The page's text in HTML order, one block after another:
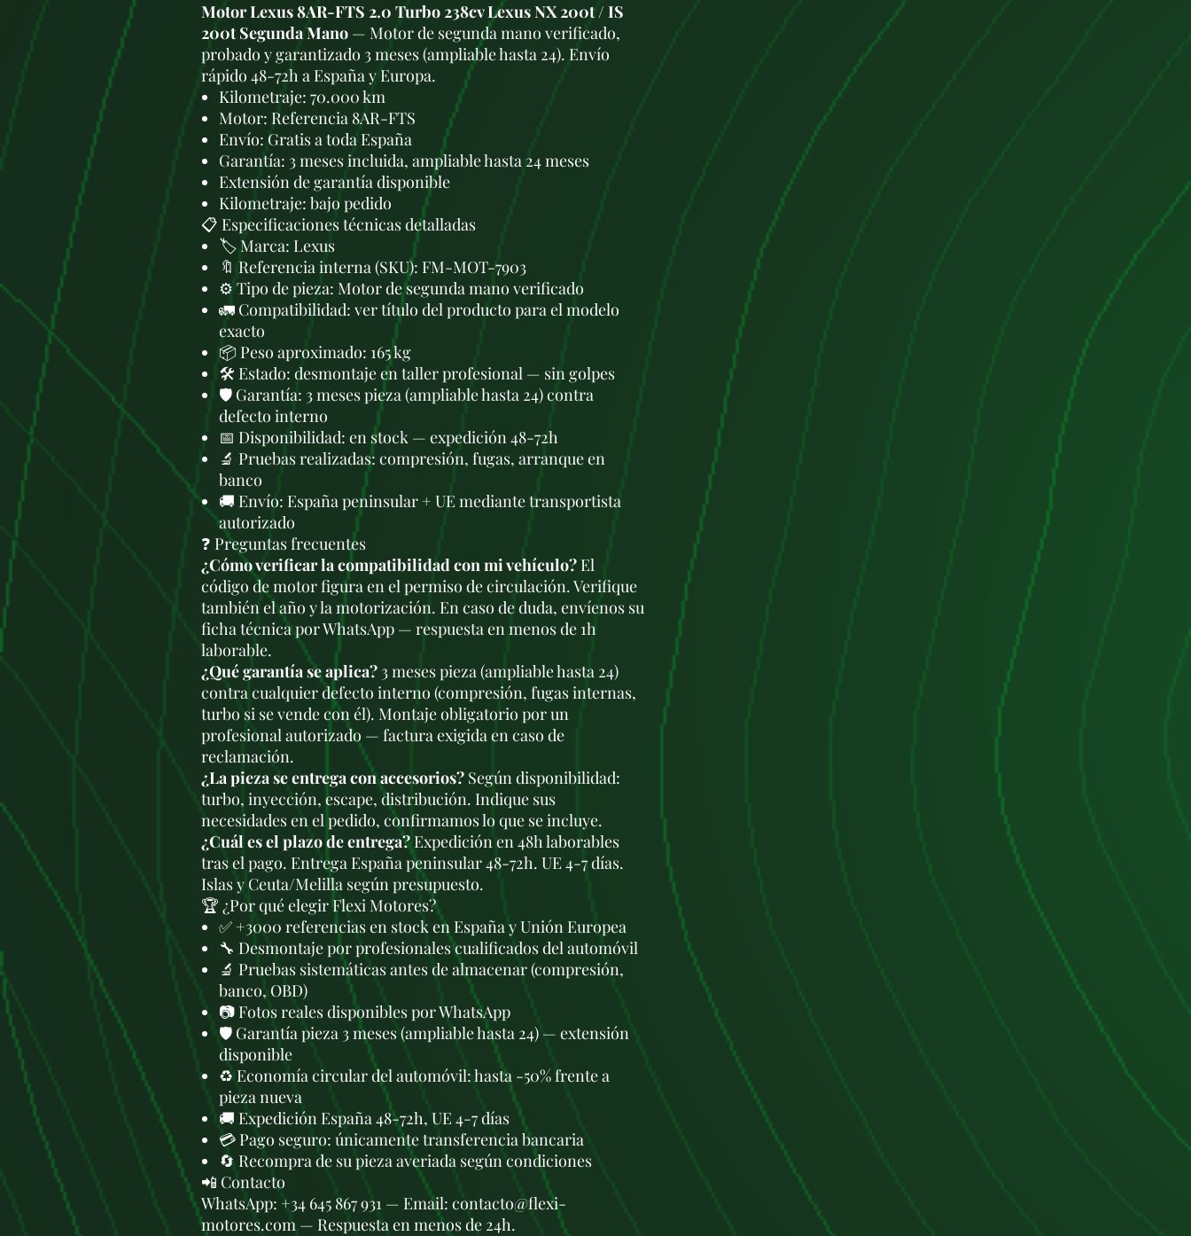
Motor Lexus 8AR-FTS 2.0 Turbo 238cv Lexus NX 200t / IS
200t Segunda Mano — Motor de segunda mano verificado,
probado y garantizado 3 meses (ampliable hasta 24). Envío
rápido 48-72h a España y Europa.
Kilometraje: 70.000 km
Motor: Referencia 8AR-FTS
Envío: Gratis a toda España
Garantía: 3 meses incluida, ampliable hasta 24 meses
Extensión de garantía disponible
Kilometraje: bajo pedido
📋 Especificaciones técnicas detalladas
🏷️ Marca: Lexus
🔖 Referencia interna (SKU): FM-MOT-7903
⚙️ Tipo de pieza: Motor de segunda mano verificado
🚛 Compatibilidad: ver título del producto para el modelo
exacto
📦 Peso aproximado: 165 kg
🛠 Estado: desmontaje en taller profesional — sin golpes
🛡️ Garantía: 3 meses pieza (ampliable hasta 24) contra
defecto interno
📅 Disponibilidad: en stock — expedición 48-72h
🔬 Pruebas realizadas: compresión, fugas, arranque en
banco
🚚 Envío: España peninsular + UE mediante transportista
autorizado
❓ Preguntas frecuentes
¿Cómo verificar la compatibilidad con mi vehículo? El
código de motor figura en el permiso de circulación. Verifique
también el año y la motorización. En caso de duda, envíenos su
ficha técnica por WhatsApp — respuesta en menos de 1h
laborable.
¿Qué garantía se aplica? 3 meses pieza (ampliable hasta 24)
contra cualquier defecto interno (compresión, fugas internas,
turbo si se vende con él). Montaje obligatorio por un
profesional autorizado — factura exigida en caso de
reclamación.
¿La pieza se entrega con accesorios? Según disponibilidad:
turbo, inyección, escape, distribución. Indique sus
necesidades en el pedido, confirmamos lo que se incluye.
¿Cuál es el plazo de entrega? Expedición en 48h laborables
tras el pago. Entrega España peninsular 48-72h. UE 4-7 días.
Islas y Ceuta/Melilla según presupuesto.
🏆 ¿Por qué elegir Flexi Motores?
✅ +3000 referencias en stock en España y Unión Europea
🔧 Desmontaje por profesionales cualificados del automóvil
🔬 Pruebas sistemáticas antes de almacenar (compresión,
banco, OBD)
📷 Fotos reales disponibles por WhatsApp
🛡️ Garantía pieza 3 meses (ampliable hasta 24) — extensión
disponible
♻️ Economía circular del automóvil: hasta -50% frente a
pieza nueva
🚚 Expedición España 48-72h, UE 4-7 días
💳 Pago seguro: únicamente transferencia bancaria
🔄 Recompra de su pieza averiada según condiciones
📲 Contacto
WhatsApp: +34 645 867 931 — Email: contacto@flexi-
motores.com — Respuesta en menos de 24h.